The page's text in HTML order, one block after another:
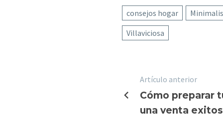
consejos hogar
Villaviciosa
de
Artículo anterior
Cómo preparar
una venta